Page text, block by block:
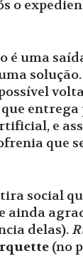
o
uma
e
que
social
delas).
(no